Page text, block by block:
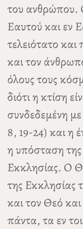
του ανθρώπου.
Εαυτού και εν
τελειότατο
και τον
όλους τους
διότι η κτίση
συνδεδεμένη
8, 19-24) και η
η υπόσταση
Εκκλησίας. Ο
της Εκκλησίας
και τον Θεό
πάντα, τα εν